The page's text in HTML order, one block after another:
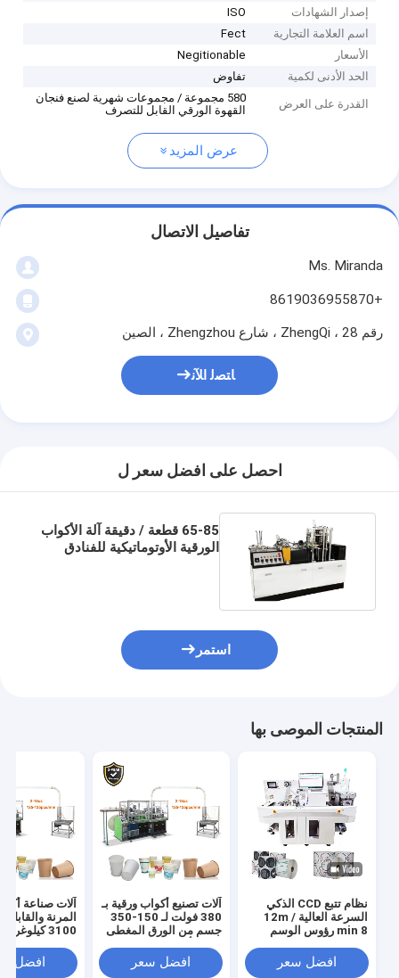
إصدار الشهادات
ISO
اسم العلامة التجارية
Fect
الأسعار
Negitionable
الحد الأدنى لكمية
تفاوض
القدرة على العرض
580 مجموعة / مجموعات شهرية لصنع فنجان
القهوة الورقي القابل للتصرف
عرض المزيد
تفاصيل الاتصال
Ms. Miranda
+8619036955870
رقم 28 ، ZhengQi ، شارع Zhengzhou ، الصين
ﺎﺘﺼﻟ ﺍﻶﻧ
احصل على افضل سعر ل
65-85 قطعة / دقيقة آلة الأكواب
الورقية الأوتوماتيكية للفنادق
استمر
المنتجات الموصى بها
نظام تتبع CCD الذكي
السرعة العالية 12m /
min 8 رؤوس الوسم
الوظائف ملصق الوسم
القطع القطع
افضل سعر
آلات تصنيع أكواب ورقية بـ
380 فولت لـ 150-350
جسم من الورق المغطى
افضل سعر
آلات صناعة
المرنة
3100
افضل